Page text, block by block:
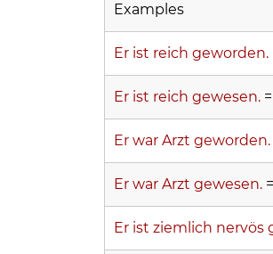
Examples
Er ist reich geworden.
Er ist reich gewesen.
Er war Arzt geworden.
Er war Arzt gewesen.
Er ist ziemlich nervös